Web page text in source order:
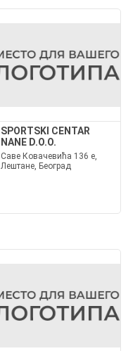
SPORTSKI CENTAR
NANE D.O.O.
Саве Ковачевића 136 е,
Лештане, Београд